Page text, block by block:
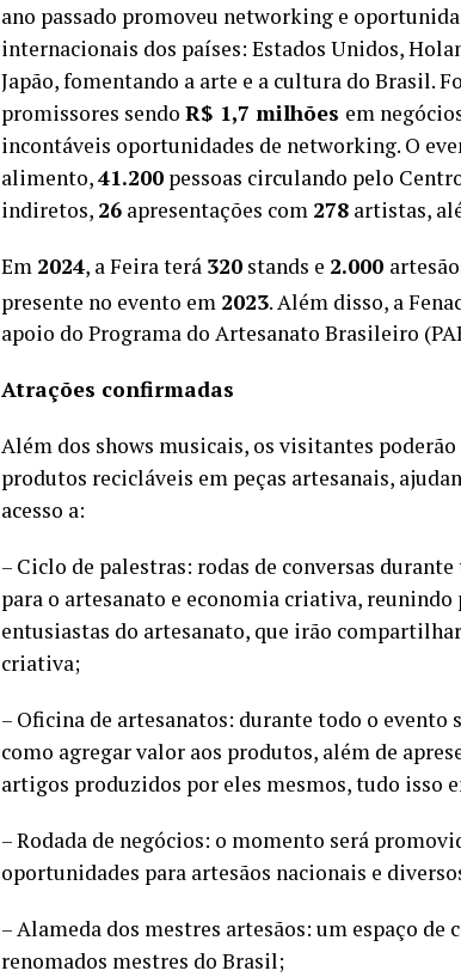
ano passado promoveu networking e
internacionais dos países: Estados Unidos,
Japão, fomentando a arte e a cultura do Brasil.
promissores sendo R$ 1,7 milhões em
incontáveis oportunidades de networking. O
alimento,41.200 pessoas circulando pelo
indiretos, 26 apresentações com 278 artistas,
Em 2024, a Feira terá 320 stands e 2.000
presente no evento em 2023. Além disso, a
apoio do Programa do Artesanato Brasileiro
Atrações confirmadas
Além dos shows musicais, os visitantes
produtos recicláveis em peças artesanais,
acesso a:
– Ciclo de palestras: rodas de conversas
para o artesanato e economia criativa,
entusiastas do artesanato, que irão
criativa;
– Oficina de artesanatos: durante todo o
como agregar valor aos produtos, além de
artigos produzidos por eles mesmos, tudo isso
– Rodada de negócios: o momento será
oportunidades para artesãos nacionais e
– Alameda dos mestres artesãos: um espaço
renomados mestres do Brasil;